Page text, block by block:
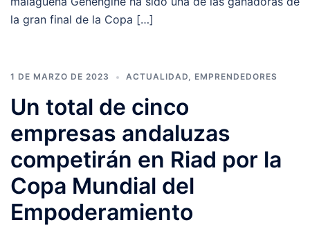
la gran final de la Copa […]
1 DE MARZO DE 2023 ACTUALIDAD, EMPRENDEDORES
Un total de cinco
empresas andaluzas
competirán en Riad por la
Copa Mundial del
Empoderamiento